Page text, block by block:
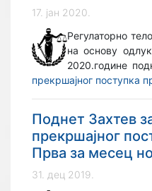
17. јан 2020.
Регулаторно
на основу
2020.године
прекршајног поступка
Поднет Захтев
прекршајног
Прва за месец
31. дец 2019.